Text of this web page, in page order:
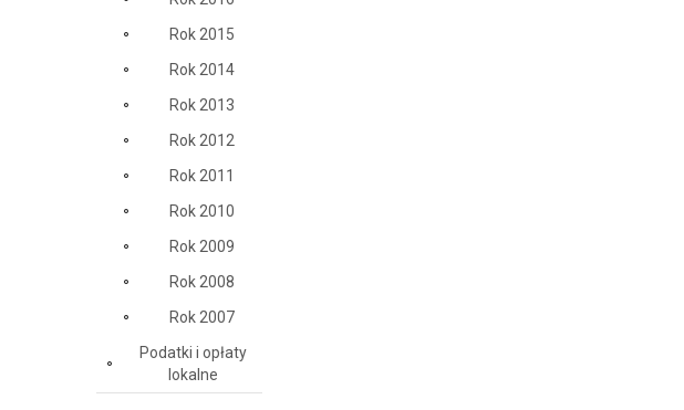
Rok 2015
Rok 2014
Rok 2013
Rok 2012
Rok 2011
Rok 2010
Rok 2009
Rok 2008
Rok 2007
Podatki i opłaty
lokalne